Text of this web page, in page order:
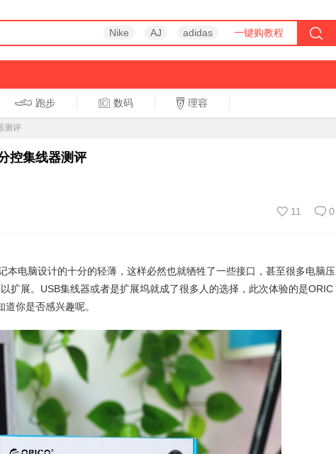
Nike AJ adidas 一键购教程
跑步 数码 理容
测评
控集线器测评
11 0
本电脑设计的十分的轻薄，这样必然也就牺牲了一些接口，甚至很多电脑压
扩展。USB集线器或者是扩展坞就成了很多人的选择，此次体验的是ORIC
你是否感兴趣呢。